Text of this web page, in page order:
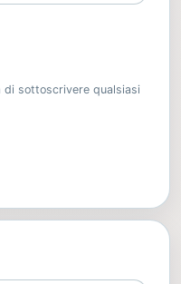
di sottoscrivere qualsiasi